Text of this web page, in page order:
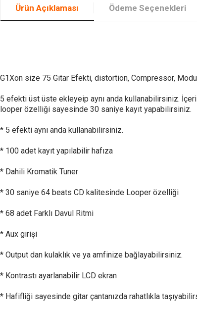
Ürün Açıklaması Ödeme Seçenekleri
G1Xon size 75 Gitar Efekti, distortion, Compressor,
5 efekti üst üste ekleyeip aynı anda kullanabilirsiniz.
looper özelliği sayesinde 30 saniye kayıt yapabilirsiniz.
* 5 efekti aynı anda kullanabilirsiniz.
* 100 adet kayıt yapılabilir hafıza
* Dahili Kromatik Tuner
* 30 saniye 64 beats CD kalitesinde Looper özelliği
* 68 adet Farklı Davul Ritmi
* Aux girişi
* Output dan kulaklık ve ya amfinize bağlayabilirsiniz.
* Kontrastı ayarlanabilir LCD ekran
* Hafifliği sayesinde gitar çantanızda rahatlıkla